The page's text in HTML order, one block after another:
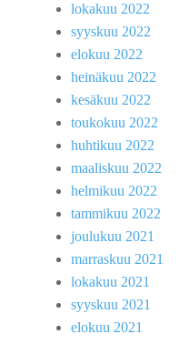
lokakuu 2022
syyskuu 2022
elokuu 2022
heinäkuu 2022
kesäkuu 2022
toukokuu 2022
huhtikuu 2022
maaliskuu 2022
helmikuu 2022
tammikuu 2022
joulukuu 2021
marraskuu 2021
lokakuu 2021
syyskuu 2021
elokuu 2021